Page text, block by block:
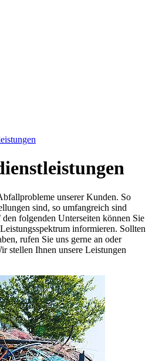
unserer Kunden. So
sind, so umfangreich sind
folgenden Unterseiten können Sie
informieren. Sollten
rufen Sie uns gerne an oder
stellen Ihnen unsere Leistungen